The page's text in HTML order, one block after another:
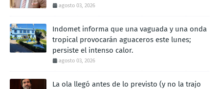
agosto 03, 2026
Indomet informa que una vaguada y una onda
tropical provocarán aguaceros este lunes;
persiste el intenso calor.
agosto 03, 2026
La ola llegó antes de lo previsto (y no la trajo